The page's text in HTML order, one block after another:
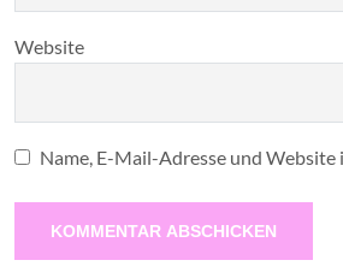
Website
Name, E-Mail-Adresse und